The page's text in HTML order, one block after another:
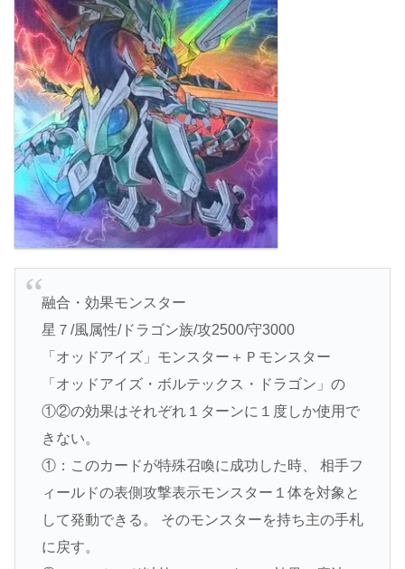
融合・効果モンスター
星７/風属性/ドラゴン族/攻2500/守3000
「オッドアイズ」モンスター＋Ｐモンスター
「オッドアイズ・ボルテックス・ドラゴン」の
①②の効果はそれぞれ１ターンに１度しか使用で
きない。
①：このカードが特殊召喚に成功した時、 相手フ
ィールドの表側攻撃表示モンスター１体を対象と
して発動できる。 そのモンスターを持ち主の手札
に戻す。